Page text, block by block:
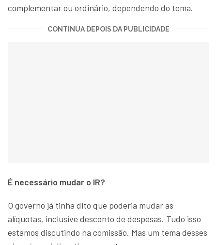
complementar ou ordinário, dependendo do tema.
CONTINUA DEPOIS DA PUBLICIDADE
É necessário mudar o IR?
O governo já tinha dito que poderia mudar as
alíquotas, inclusive desconto de despesas. Tudo isso
estamos discutindo na comissão. Mas um tema desses